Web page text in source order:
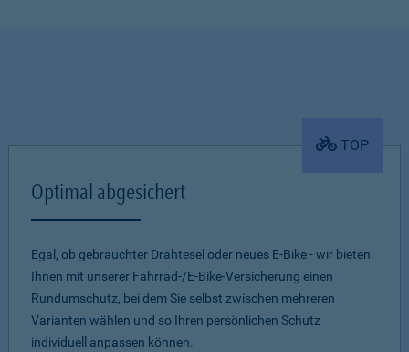
TOP
Optimal abgesichert
Egal, ob gebrauchter Drahtesel oder neues E-Bike - wir bieten
Ihnen mit unserer Fahrrad-/E-Bike-Versicherung einen
Rundumschutz, bei dem Sie selbst zwischen mehreren
Varianten wählen und so Ihren persönlichen Schutz
individuell anpassen können.